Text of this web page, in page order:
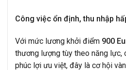
Công việc ổn định, thu nhập
Với mức lương khởi điểm 900
thương lượng tùy theo năng lực,
phúc lợi ưu việt, đây là cơ hội